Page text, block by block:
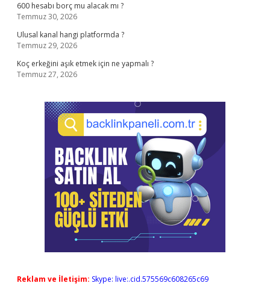
600 hesabı borç mu alacak mı ?
Temmuz 30, 2026
Ulusal kanal hangi platformda ?
Temmuz 29, 2026
Koç erkeğini aşık etmek için ne yapmalı ?
Temmuz 27, 2026
Reklam ve İletişim: Skype: live:.cid.575569c608265c69